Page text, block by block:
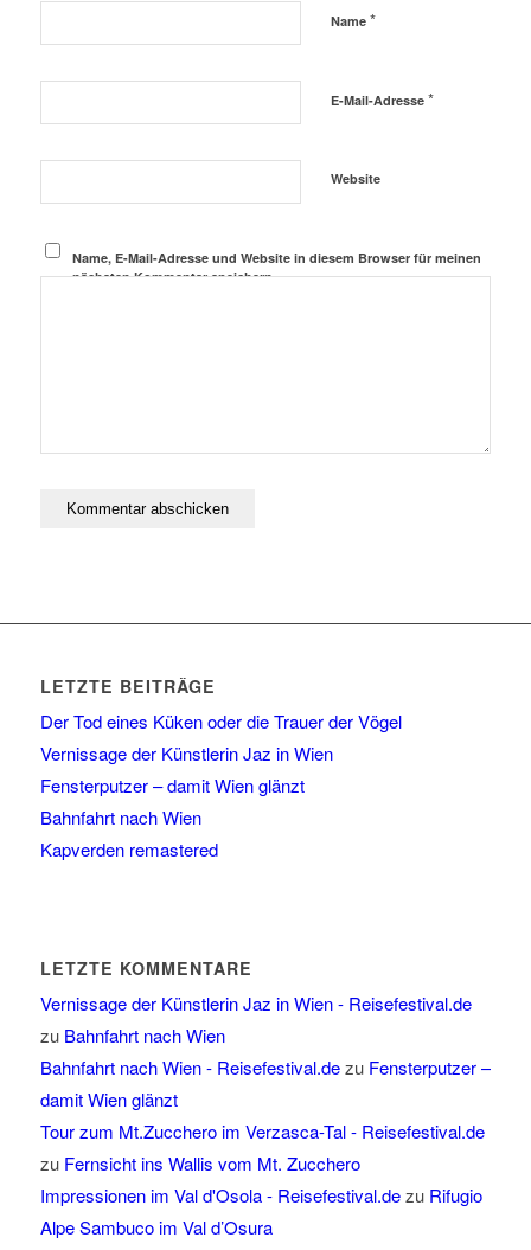
Name *
E-Mail-Adresse *
Website
Name, E-Mail-Adresse und Website in diesem Browser für meinen
nächsten Kommentar speichern.
LETZTE BEITRÄGE
Der Tod eines Küken oder die Trauer der Vögel
Vernissage der Künstlerin Jaz in Wien
Fensterputzer – damit Wien glänzt
Bahnfahrt nach Wien
Kapverden remastered
LETZTE KOMMENTARE
Vernissage der Künstlerin Jaz in Wien - Reisefestival.de
zu Bahnfahrt nach Wien
Bahnfahrt nach Wien - Reisefestival.dezu Fensterputzer –
damit Wien glänzt
Tour zum Mt.Zucchero im Verzasca-Tal - Reisefestival.de
zu Fernsicht ins Wallis vom Mt. Zucchero
Impressionen im Val d'Osola - Reisefestival.dezu Rifugio
Alpe Sambuco im Val d’Osura